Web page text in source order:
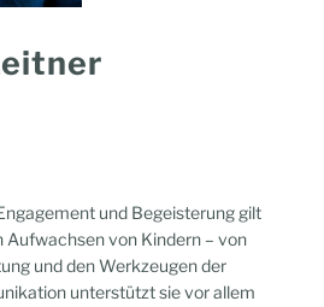
und Begeisterung gilt
Aufwachsen von Kindern – von
und den Werkzeugen der
unterstützt sie vor allem